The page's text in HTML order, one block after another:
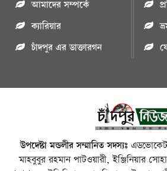
আমাদের সম্পর্কে
ক্যারিয়ার
চাঁদপুর এর ডাক্তারগন
উপদেষ্টা মন্ডলীর সম্মানিত সদস্যঃ এডভোকেট
মাহবুবুর রহমান পাটওয়ারী, ইঞ্জিনিয়ার